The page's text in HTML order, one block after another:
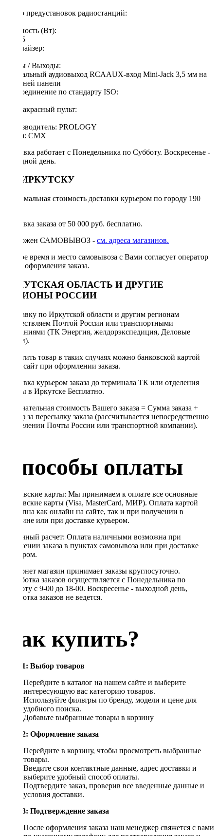
Число предустановок радиостанций:
Мощность (Вт):
4 X 55
Эквалайзер:
Входы / Выходы:
4-канальный аудиовыход RCAAUX-вход Mini-Jack 3,5 мм на
передней панели
Подсоединение по стандарту ISO:
Инфракрасный пульт:
Производитель: PROLOGY
Серия: CMX
Доставка работает с Понедельника по Субботу. Воскресенье -
выходной день.
ПО ИРКУТСКУ
Минимальная стоимость доставки курьером по городу 190
Доставка заказа от 50 000 руб. бесплатно.
Возможен САМОВЫВОЗ - см. адреса магазинов.
Точное время и место самовывоза с Вами согласует оператор
после оформления заказа.
ИРКУТСКАЯ ОБЛАСТЬ И ДРУГИЕ
РЕГИОНЫ РОССИИ
Отправку по Иркутской области и другим регионам
осуществляем Почтой России или транспортными
компаниями (ТК Энергия, желдорэкспедиция, Деловые
линии).
Оплатить товар в таких случаях можно банковской картой
через сайт при оформлении заказа.
Доставка курьером заказа до терминала ТК или отделения
Почты в Иркутске Бесплатно.
Окончательная стоимость Вашего заказа = Сумма заказа +
Тариф за пересылку заказа (рассчитывается непосредственно
в отделении Почты России или транспортной компании).
Способы оплаты
Банковские карты: Мы принимаем к оплате все основные
банковские карты (Visa, MasterCard, МИР). Оплата картой
доступна как онлайн на сайте, так и при получении в
магазине или при доставке курьером.
Наличный расчет: Оплата наличными возможна при
получении заказа в пунктах самовывоза или при доставке
курьером.
Интернет магазин принимает заказы круглосуточно.
Обработка заказов осуществляется с Понедельника по
Субботу с 9-00 до 18-00. Воскресенье - выходной день,
обработка заказов не ведется.
Как купить?
Шаг 1: Выбор товаров
Перейдите в каталог на нашем сайте и выберите
интересующую вас категорию товаров.
Используйте фильтры по бренду, модели и цене для
удобного поиска.
Добавьте выбранные товары в корзину
Шаг 2: Оформление заказа
Перейдите в корзину, чтобы просмотреть выбранные
товары.
Введите свои контактные данные, адрес доставки и
выберите удобный способ оплаты.
Подтвердите заказ, проверив все введенные данные и
условия доставки.
Шаг 3: Подтверждение заказа
После оформления заказа наш менеджер свяжется с вами